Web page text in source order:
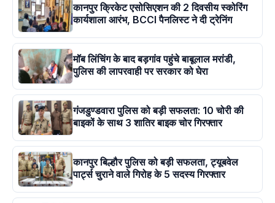
कानपुर क्रिकेट एसोसिएशन की 2 दिवसीय स्कोरिंग
कार्यशाला आरंभ, BCCI पैनलिस्ट ने दी ट्रेनिंग
मॉब लिंचिंग के बाद बड़गांव पहुंचे बाबूलाल मरांडी,
पुलिस की लापरवाही पर सरकार को घेरा
गंजडुण्डवारा पुलिस को बड़ी सफलता: 10 चोरी की
बाइकों के साथ 3 शातिर बाइक चोर गिरफ्तार
कानपुर बिल्हौर पुलिस को बड़ी सफलता, ट्यूबवेल
पार्ट्स चुराने वाले गिरोह के 5 सदस्य गिरफ्तार